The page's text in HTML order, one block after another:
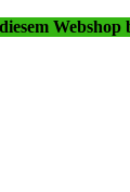
Webshop